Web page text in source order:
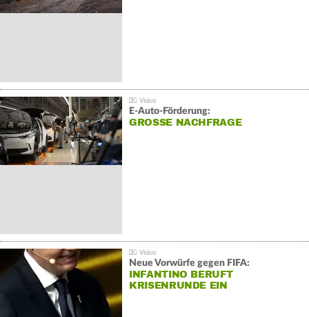
E-Auto-Förderung:
GROSSE NACHFRAGE
Neue Vorwürfe gegen FIFA:
INFANTINO BERUFT
KRISENRUNDE EIN